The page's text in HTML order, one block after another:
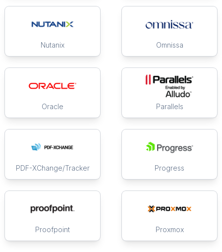
Nutanix Omnissa
Oracle Parallels
PDF-XChange/Tracker Progress
Proofpoint Proxmox